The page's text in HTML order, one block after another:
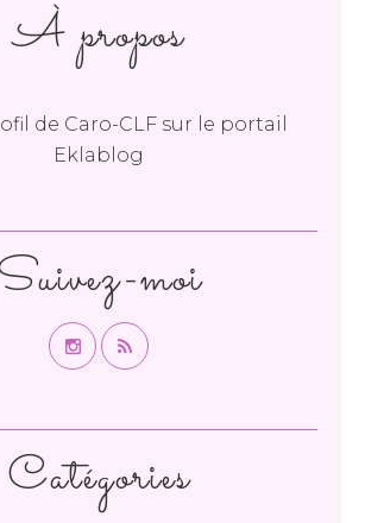
Catégories
moi
À propos
de Caro-CLFsur le portail
Eklablog